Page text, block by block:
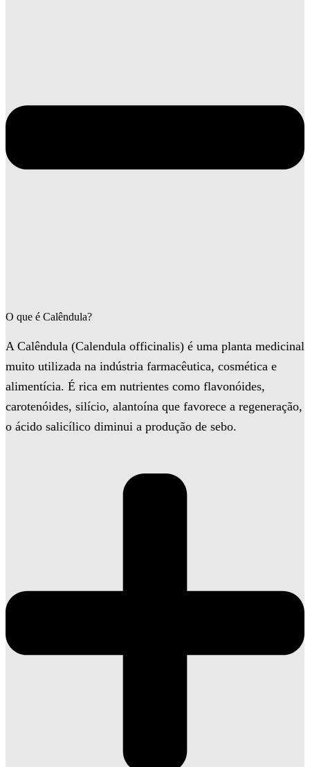
O que é Calêndula?
A Calêndula (Calendula officinalis) é uma planta medicinal
muito utilizada na indústria farmacêutica, cosmética e
alimentícia. É rica em nutrientes como flavonóides,
carotenóides, silício, alantoína que favorece a regeneração,
o ácido salicílico diminui a produção de sebo.